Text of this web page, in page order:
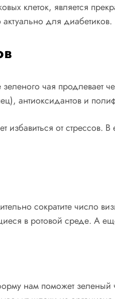
клеток, является
для диабетиков.
чая
антиоксидантов и
от стрессов.
сократите число
в ротовой среде. А
нам поможет